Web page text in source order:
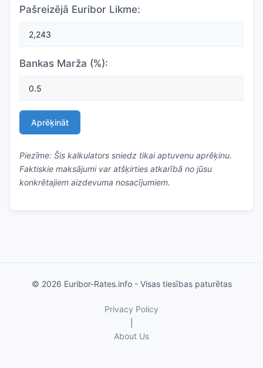
Pašreizējā Euribor Likme:
Bankas Marža (%):
Aprēķināt
Piezīme: Šis kalkulators sniedz tikai aptuvenu aprēķinu.
Faktiskie maksājumi var atšķirties atkarībā no jūsu
konkrētajiem aizdevuma nosacījumiem.
© 2026 Euribor-Rates.info - Visas tiesības paturētas
Privacy Policy
About Us